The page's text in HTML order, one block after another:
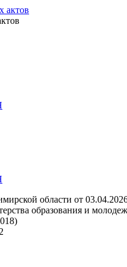
области от
образования и